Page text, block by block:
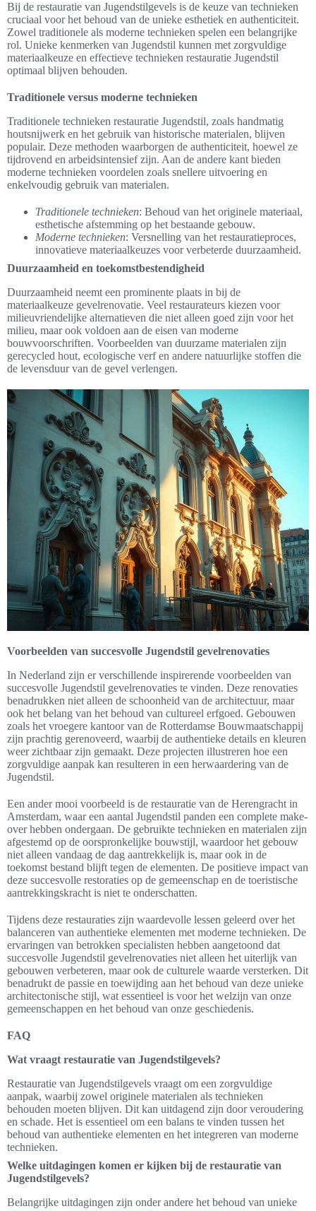
Bij de restauratie van Jugendstilgevels is de keuze van technieken
cruciaal voor het behoud van de unieke esthetiek en authenticiteit.
Zowel traditionele als moderne technieken spelen een belangrijke
rol. Unieke kenmerken van Jugendstil kunnen met zorgvuldige
materiaalkeuze en effectieve technieken restauratie Jugendstil
optimaal blijven behouden.
Traditionele versus moderne technieken
Traditionele technieken restauratie Jugendstil, zoals handmatig
houtsnijwerk en het gebruik van historische materialen, blijven
populair. Deze methoden waarborgen de authenticiteit, hoewel ze
tijdrovend en arbeidsintensief zijn. Aan de andere kant bieden
moderne technieken voordelen zoals snellere uitvoering en
enkelvoudig gebruik van materialen.
Traditionele technieken: Behoud van het originele materiaal,
esthetische afstemming op het bestaande gebouw.
Moderne technieken: Versnelling van het restauratieproces,
innovatieve materiaalkeuzes voor verbeterde duurzaamheid.
Duurzaamheid en toekomstbestendigheid
Duurzaamheid neemt een prominente plaats in bij de
materiaalkeuze gevelrenovatie. Veel restaurateurs kiezen voor
milieuvriendelijke alternatieven die niet alleen goed zijn voor het
milieu, maar ook voldoen aan de eisen van moderne
bouwvoorschriften. Voorbeelden van duurzame materialen zijn
gerecycled hout, ecologische verf en andere natuurlijke stoffen die
de levensduur van de gevel verlengen.
Voorbeelden van succesvolle Jugendstil gevelrenovaties
In Nederland zijn er verschillende inspirerende voorbeelden van
succesvolle Jugendstil gevelrenovaties te vinden. Deze renovaties
benadrukken niet alleen de schoonheid van de architectuur, maar
ook het belang van het behoud van cultureel erfgoed. Gebouwen
zoals het vroegere kantoor van de Rotterdamse Bouwmaatschappij
zijn prachtig gerenoveerd, waarbij de authentieke details en kleuren
weer zichtbaar zijn gemaakt. Deze projecten illustreren hoe een
zorgvuldige aanpak kan resulteren in een herwaardering van de
Jugendstil.
Een ander mooi voorbeeld is de restauratie van de Herengracht in
Amsterdam, waar een aantal Jugendstil panden een complete make-
over hebben ondergaan. De gebruikte technieken en materialen zijn
afgestemd op de oorspronkelijke bouwstijl, waardoor het gebouw
niet alleen vandaag de dag aantrekkelijk is, maar ook in de
toekomst bestand blijft tegen de elementen. De positieve impact van
deze succesvolle restoraties op de gemeenschap en de toeristische
aantrekkingskracht is niet te onderschatten.
Tijdens deze restauraties zijn waardevolle lessen geleerd over het
balanceren van authentieke elementen met moderne technieken. De
ervaringen van betrokken specialisten hebben aangetoond dat
succesvolle Jugendstil gevelrenovaties niet alleen het uiterlijk van
gebouwen verbeteren, maar ook de culturele waarde versterken. Dit
benadrukt de passie en toewijding aan het behoud van deze unieke
architectonische stijl, wat essentieel is voor het welzijn van onze
gemeenschappen en het behoud van onze geschiedenis.
FAQ
Wat vraagt restauratie van Jugendstilgevels?
Restauratie van Jugendstilgevels vraagt om een zorgvuldige
aanpak, waarbij zowel originele materialen als technieken
behouden moeten blijven. Dit kan uitdagend zijn door veroudering
en schade. Het is essentieel om een balans te vinden tussen het
behoud van authentieke elementen en het integreren van moderne
technieken.
Welke uitdagingen komen er kijken bij de restauratie van
Jugendstilgevels?
Belangrijke uitdagingen zijn onder andere het behoud van unieke